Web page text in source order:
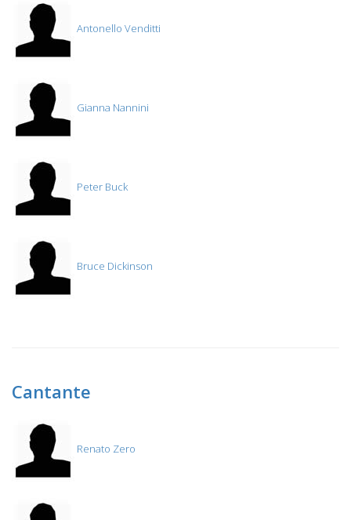
Antonello Venditti
Gianna Nannini
Peter Buck
Bruce Dickinson
Cantante
Renato Zero